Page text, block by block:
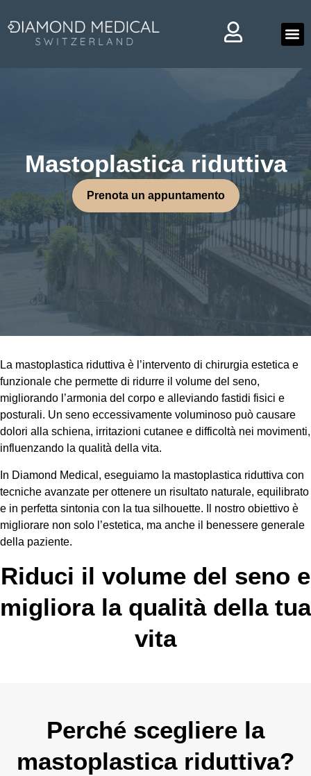
Mastoplastica riduttiva
Prenota un appuntamento
La mastoplastica riduttiva è l’intervento di chirurgia estetica e
funzionale che permette di ridurre il volume del seno,
migliorando l’armonia del corpo e alleviando fastidi fisici e
posturali. Un seno eccessivamente voluminoso può causare
dolori alla schiena, irritazioni cutanee e difficoltà nei movimenti,
influenzando la qualità della vita.
In Diamond Medical, eseguiamo la mastoplastica riduttiva con
tecniche avanzate per ottenere un risultato naturale, equilibrato
e in perfetta sintonia con la tua silhouette. Il nostro obiettivo è
migliorare non solo l’estetica, ma anche il benessere generale
della paziente.
Riduci il volume del seno e
migliora la qualità della tua
vita
Perché scegliere la
mastoplastica riduttiva?